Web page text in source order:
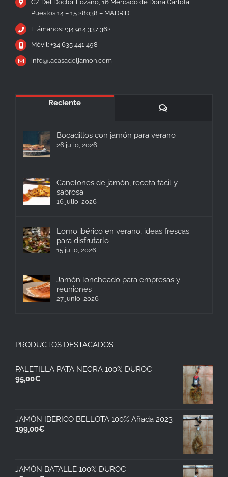
C/ Del Doctor Lozano, 16 Mercado de Doña Carlota,
Puestos 14 – 15 28038 – MADRID
Llámanos: +34 914 337 362
Móvil: +34 635 441 498
info@lacasadeljamon.com
Reciente
Comentarios
Bocadillos con jamón para verano
26 julio, 2026
Canelones de jamón, receta fácil y
sabrosa
16 julio, 2026
Lomo ibérico en verano, ideas frescas
para disfrutarlo
15 julio, 2026
Jamón loncheado para empresas y
reuniones
27 junio, 2026
PRODUCTOS DESTACADOS
PALETILLA PATA NEGRA 100% DUROC
95,00€
JAMÓN IBÉRICO BELLOTA 100% Añada 2023
199,00€
JAMÓN BATALLÉ 100% DUROC